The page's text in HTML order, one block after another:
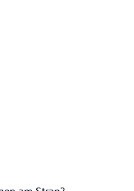
geplanten Arbeiten
Verfügung.
geplant. Die